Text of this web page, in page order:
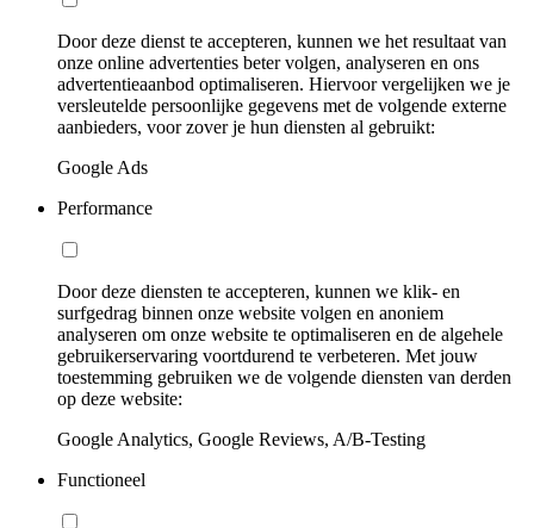
Door deze dienst te accepteren, kunnen we het resultaat van
onze online advertenties beter volgen, analyseren en ons
advertentieaanbod optimaliseren. Hiervoor vergelijken we je
versleutelde persoonlijke gegevens met de volgende externe
aanbieders, voor zover je hun diensten al gebruikt:
Google Ads
Performance
Door deze diensten te accepteren, kunnen we klik- en
surfgedrag binnen onze website volgen en anoniem
analyseren om onze website te optimaliseren en de algehele
gebruikerservaring voortdurend te verbeteren. Met jouw
toestemming gebruiken we de volgende diensten van derden
op deze website:
Google Analytics, Google Reviews, A/B-Testing
Functioneel